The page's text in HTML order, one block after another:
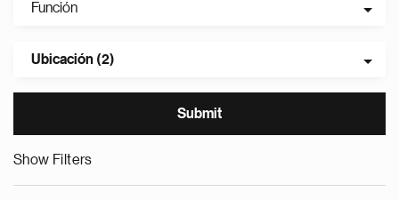
Función
Ubicación (2)
Show Filters